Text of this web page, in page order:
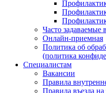
Часто задаваемые
Онлайн-приемная
Политика об
(политика
Специалистам
Вакансии
Правила
Правила въезда